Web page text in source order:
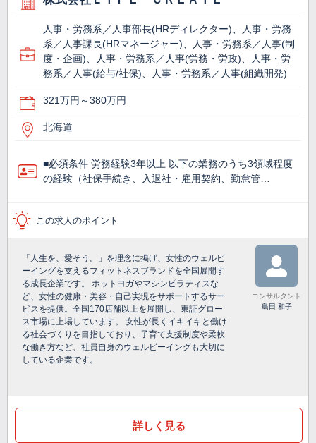
人事・労務系／人事部長(HRディレクター)、人事・労務
系／人事課長(HRマネージャー)、人事・労務系／人事(制
度・企画)、人事・労務系／人事(労務・労政)、人事・労
務系／人事(給与/社保)、人事・労務系／人事(組織開発)
321万円～380万円
北海道
■必須条件 労務経験3年以上 以下の業務のうち3領域程度
の経験（社保手続き、入退社・雇用契約、勤怠管…
この求人のポイント
「人生を、愛そう。」を理念に掲げ、女性のウェルビ
ーイングを支えるフィットネスブランドを全国展開す
る成長企業です。 ホットヨガやマシンピラティスな
ど、女性の健康・美容・自己実現をサポートするサー
ビスを提供。全国170店舗以上を展開し、東証グロー
ス市場に上場しています。 女性が長くイキイキと働け
る社会づくりを目指しており、子育て支援制度や柔軟
な働き方など、社員自身のウェルビーイングも大切に
している企業です。
コンサルタント
島田 和子
詳しく見る